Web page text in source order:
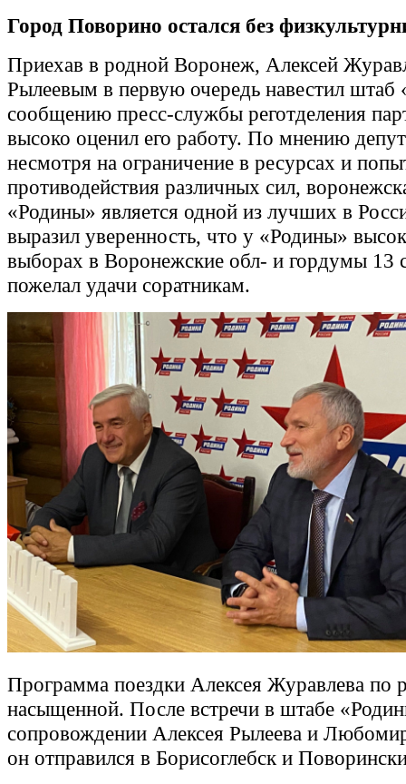
Город Поворино остался без
Приехав в родной Воронеж, Алексей
Рылеевым в первую очередь навестил
сообщению пресс-службы реготделения
высоко оценил его работу. По мнению
несмотря на ограничение в ресурсах и
противодействия различных сил,
«Родины» является одной из лучших в
выразил уверенность, что у «Родины»
выборах в Воронежские обл- и гордумы 13
пожелал удачи соратникам.
Программа поездки Алексея Журавлева по
насыщенной. После встречи в штабе
сопровождении Алексея Рылеева и
он отправился в Борисоглебск и